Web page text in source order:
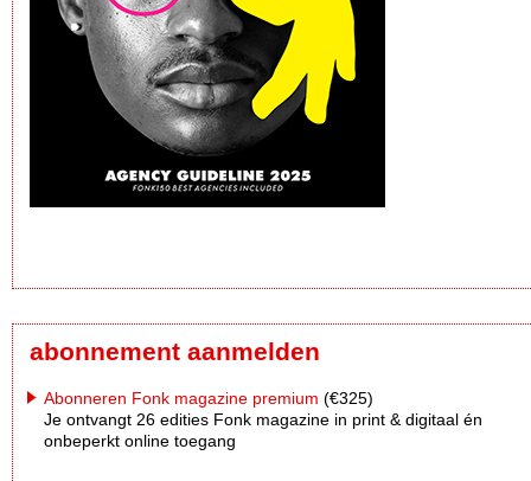
abonnement aanmelden
Abonneren Fonk magazine premium (€325)
Je ontvangt 26 edities Fonk magazine in print & digitaal én
onbeperkt online toegang